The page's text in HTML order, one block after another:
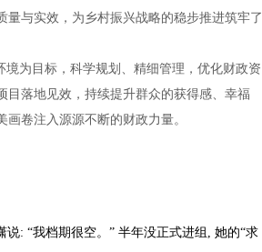
与实效，为乡村振兴战略的稳步推进筑牢了
为目标，科学规划、精细管理，优化财政资
落地见效，持续提升群众的获得感、幸福
卷注入源源不断的财政力量。
说:“我档期很空。”半年没正式进组,她的“求